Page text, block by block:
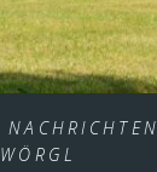
NACHRICHTEN
WÖRGL